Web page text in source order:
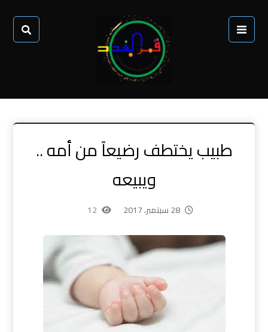
طبيب يختطف رضيعاً من أمه ..
ويبيعه
28 سبتمبر، 2017 12